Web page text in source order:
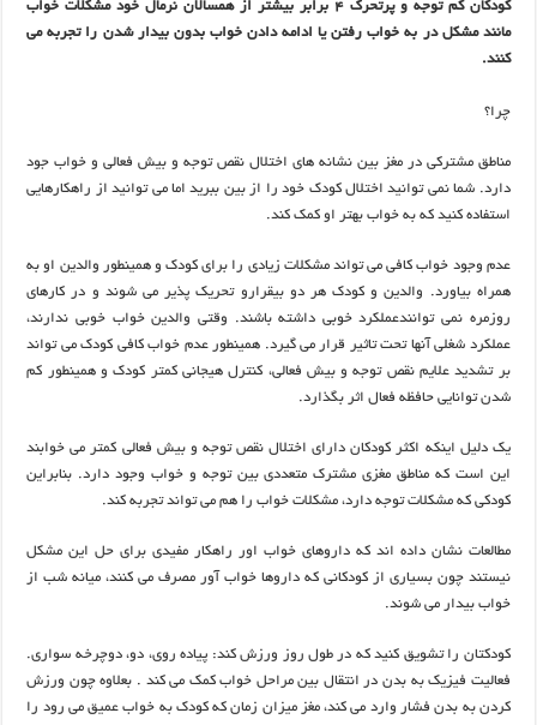
کودکان کم توجه و پرتحرک 4 برابر بیشتر از همسالان نرمال خود مشکلات خواب
مانند مشکل در به خواب رفتن یا ادامه دادن خواب بدون بیدار شدن را تجربه می
کنند.
چرا؟
مناطق مشترکی در مغز بین نشانه های اختلال نقص توجه و بیش فعالی و خواب جود
دارد. شما نمی توانید اختلال کودک خود را از بین ببرید اما می توانید از راهکارهایی
استفاده کنید که به خواب بهتر او کمک کند.
عدم وجود خواب کافی می تواند مشکلات زیادی را برای کودک و همینطور والدین او به
همراه بیاورد. والدین و کودک هر دو بیقرارو تحریک پذیر می شوند و در کارهای
روزمره نمی توانندعملکرد خوبی داشته باشند. وقتی والدین خواب خوبی ندارند،
عملکرد شغلی آنها تحت تاثیر قرار می گیرد. همینطور عدم خواب کافی کودک می تواند
بر تشدید علایم نقص توجه و بیش فعالی، کنترل هیجانی کمتر کودک و همینطور کم
شدن توانایی حافظه فعال اثر بگذارد.
یک دلیل اینکه اکثر کودکان دارای اختلال نقص توجه و بیش فعالی کمتر می خوابند
این است که مناطق مغزی مشترک متعددی بین توجه و خواب وجود دارد. بنابراین
کودکی که مشکلات توجه دارد، مشکلات خواب را هم می تواند تجربه کند.
مطالعات نشان داده اند که داروهای خواب اور راهکار مفیدی برای حل این مشکل
نیستند چون بسیاری از کودکانی که داروها خواب آور مصرف می کنند، میانه شب از
خواب بیدار می شوند.
کودکتان را تشویق کنید که در طول روز ورزش کند: پیاده روی، دو، دوچرخه سواری.
فعالیت فیزیک به بدن در انتقال بین مراحل خواب کمک می کند . بعلاوه چون ورزش
کردن به بدن فشار وارد می کند، مغز میزان زمان که کودک به خواب عمیق می رود را